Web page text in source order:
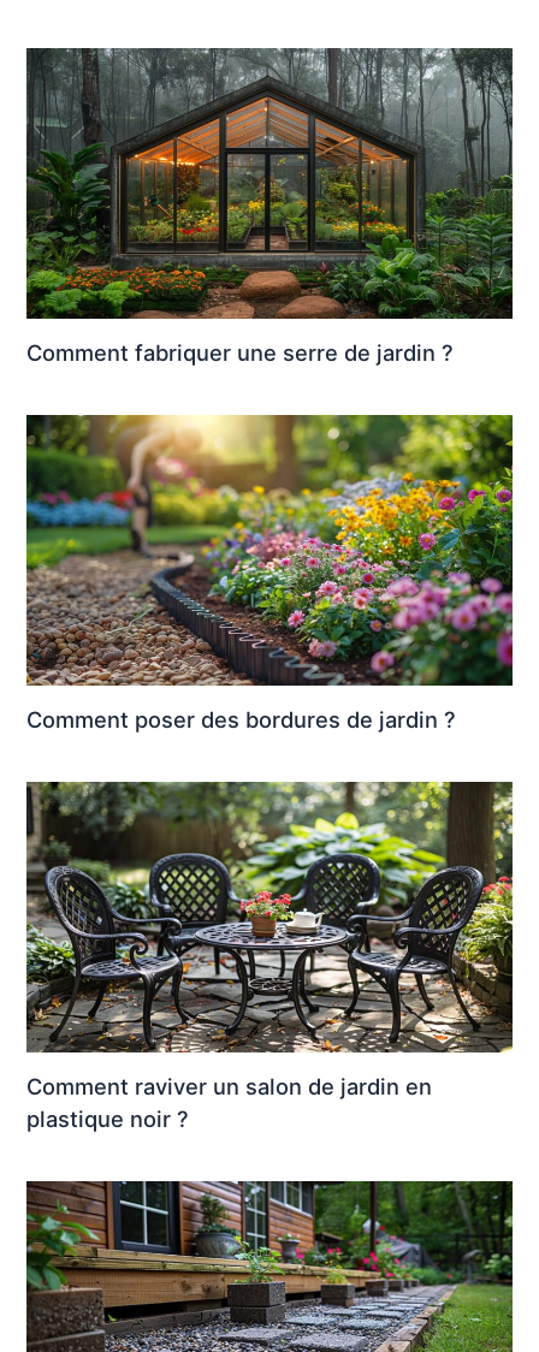
Comment fabriquer une serre de jardin ?
Comment poser des bordures de jardin ?
Comment raviver un salon de jardin en
plastique noir ?